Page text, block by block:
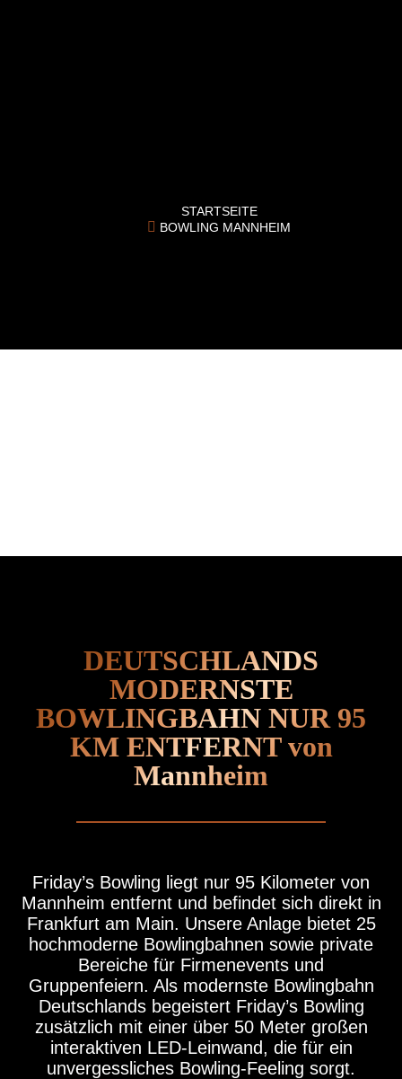
STARTSEITE
BOWLING MANNHEIM
DEUTSCHLANDS
MODERNSTE
BOWLINGBAHN NUR 95
KM ENTFERNT von
Mannheim
Friday’s Bowling liegt nur 95 Kilometer von
Mannheim entfernt und befindet sich direkt in
Frankfurt am Main. Unsere Anlage bietet 25
hochmoderne Bowlingbahnen sowie private
Bereiche für Firmenevents und
Gruppenfeiern. Als modernste Bowlingbahn
Deutschlands begeistert Friday’s Bowling
zusätzlich mit einer über 50 Meter großen
interaktiven LED-Leinwand, die für ein
unvergessliches Bowling-Feeling sorgt.